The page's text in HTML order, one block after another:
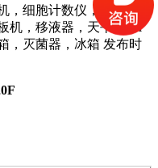
，细胞计数仪，超净工作
机，移液器，天平，PH
，灭菌器，冰箱 发布时